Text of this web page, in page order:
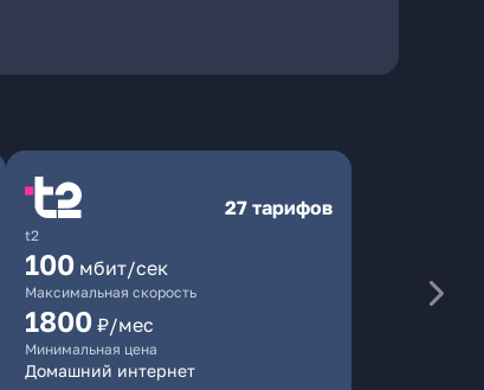
t2
27 тарифов
100 мбит/сек
Максимальная скорость
1800 ₽/мес
Минимальная цена
Домашний интернет